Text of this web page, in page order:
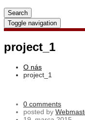
Search
Toggle navigation
project_1
O nás
project_1
0 comments
posted by